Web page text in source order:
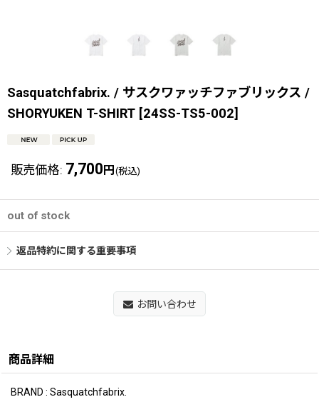
Sasquatchfabrix. / サスクワァッチファブリックス /
SHORYUKEN T-SHIRT [24SS-TS5-002]
販売価格: 7,700 円 (税込)
out of stock
返品特約に関する重要事項
お問い合わせ
商品詳細
BRAND : Sasquatchfabrix.